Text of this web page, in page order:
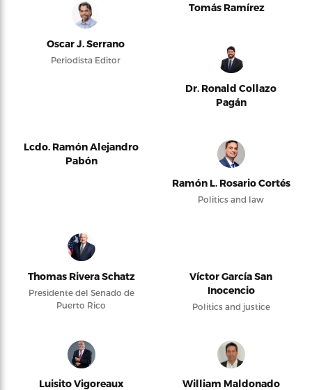
Oscar J. Serrano
Periodista Editor
Tomás Ramírez
Dr. Ronald Collazo
Pagán
Lcdo. Ramón Alejandro
Pabón
Ramón L. Rosario Cortés
Politics and law
Thomas Rivera Schatz
Presidente del Senado de
Puerto Rico
Víctor García San
Inocencio
Politics and justice
Luisito Vigoreaux William Maldonado